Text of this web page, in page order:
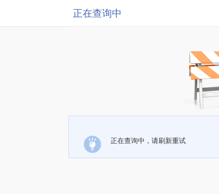
正在查询中
正在查询中，请刷新重试